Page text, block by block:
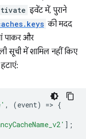
इवेंट में, पुराने
की मदद
पाकर और
सूची में शामिल नहीं किए
, (event) => {
];